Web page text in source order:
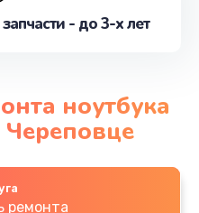
- до 3-х лет
ноутбука
ремонта